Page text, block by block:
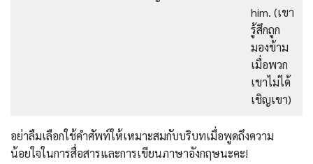
him. (เขา
รู้สึกถูก
มองข้าม
เมื่อพวก
เขาไม่ได้
เชิญเขา)
อย่าลืมเลือกใช้คำศัพท์ให้เหมาะสมกับบริบทเมื่อพูดถึงความ
น้อยใจในการสื่อสารและการเขียนภาษาอังกฤษนะคะ!